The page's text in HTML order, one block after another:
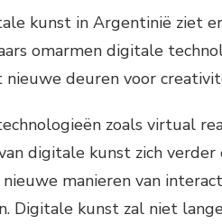
kunst in Argentinië ziet
omarmen digitale
deuren voor
zoals virtual
digitale kunst zich verder
manieren van
Digitale kunst zal niet